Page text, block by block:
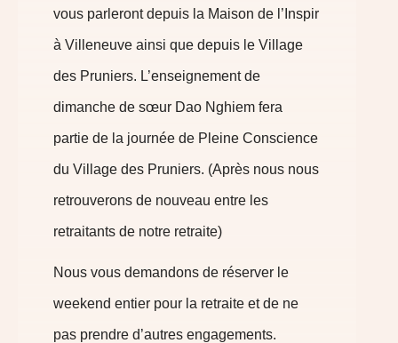
vous parleront depuis la Maison de l’Inspir
à Villeneuve ainsi que depuis le Village
des Pruniers. L’enseignement de
dimanche de sœur Dao Nghiem fera
partie de la journée de Pleine Conscience
du Village des Pruniers. (Après nous nous
retrouverons de nouveau entre les
retraitants de notre retraite)
Nous vous demandons de réserver le
weekend entier pour la retraite et de ne
pas prendre d’autres engagements.